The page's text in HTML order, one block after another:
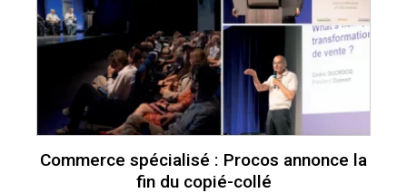
Commerce spécialisé : Procos annonce la
fin du copié-collé